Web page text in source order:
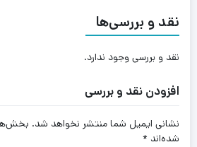
نقد و بررسی‌ها
نقد و بررسی وجود ندارد.
افزودن نقد و بررسی
نشانی ایمیل شما منتشر نخواهد شد.
شده‌اند *